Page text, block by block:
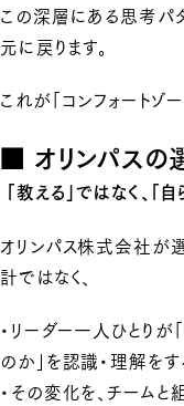
この深層にある思考パ
元に戻ります。
これが「コンフォートゾ
■ オリンパスの
「教える」ではなく、「
オリンパス株式会社が
計ではなく、
・リーダー一人ひとり
のか」を認識・理解をす
・その変化を、チーム